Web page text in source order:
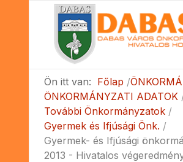
Ön itt van: Főlap
ÖNKORMÁNYZATI ADATOK
További Önkormányzatok
Gyermek és Ifjúsági Önk.
Gyermek- és Ifjúsági
2013 - Hivatalos